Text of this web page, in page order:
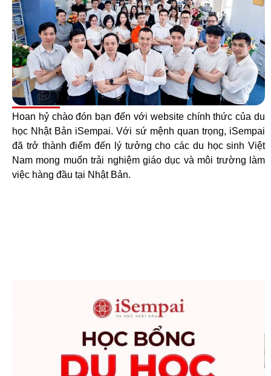
Hoan hỷ chào đón bạn đến với website chính thức của du
học Nhật Bản iSempai. Với sứ mệnh quan trọng, iSempai
đã trở thành điểm đến lý tưởng cho các du học sinh Việt
Nam mong muốn trải nghiệm giáo dục và môi trường làm
việc hàng đầu tại Nhật Bản.